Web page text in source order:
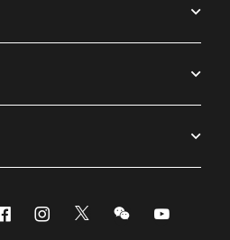
Facebook
新しいウィンドウで開く
Instagram
新しいウィンドウで開く
Twitter
新しいウィンドウで開
Messenger
新しいウィンド
新しいウ